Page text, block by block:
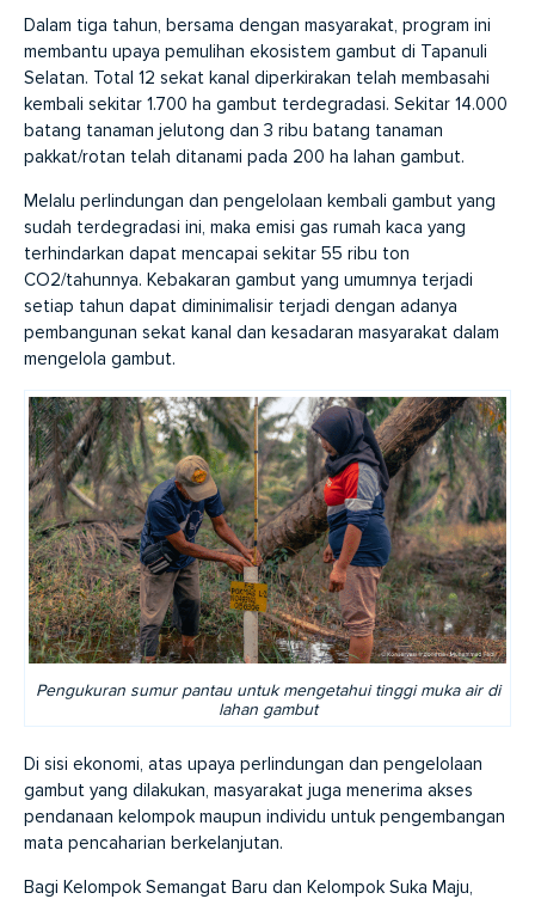
Dalam tiga tahun, bersama dengan masyarakat, program ini
membantu upaya pemulihan ekosistem gambut di Tapanuli
Selatan. Total 12 sekat kanal diperkirakan telah membasahi
kembali sekitar 1.700 ha gambut terdegradasi. Sekitar 14.000
batang tanaman jelutong dan 3 ribu batang tanaman
pakkat/rotan telah ditanami pada 200 ha lahan gambut.
Melalu perlindungan dan pengelolaan kembali gambut yang
sudah terdegradasi ini, maka emisi gas rumah kaca yang
terhindarkan dapat mencapai sekitar 55 ribu ton
CO2/tahunnya. Kebakaran gambut yang umumnya terjadi
setiap tahun dapat diminimalisir terjadi dengan adanya
pembangunan sekat kanal dan kesadaran masyarakat dalam
mengelola gambut.
Pengukuran sumur pantau untuk mengetahui tinggi muka air di
lahan gambut
Di sisi ekonomi, atas upaya perlindungan dan pengelolaan
gambut yang dilakukan, masyarakat juga menerima akses
pendanaan kelompok maupun individu untuk pengembangan
mata pencaharian berkelanjutan.
Bagi Kelompok Semangat Baru dan Kelompok Suka Maju,